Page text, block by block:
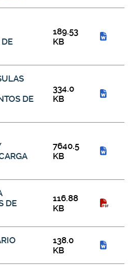
189.53
KB
DE
334.0
KB
7640.5
KB
DE
116.88
KB
138.0
KB